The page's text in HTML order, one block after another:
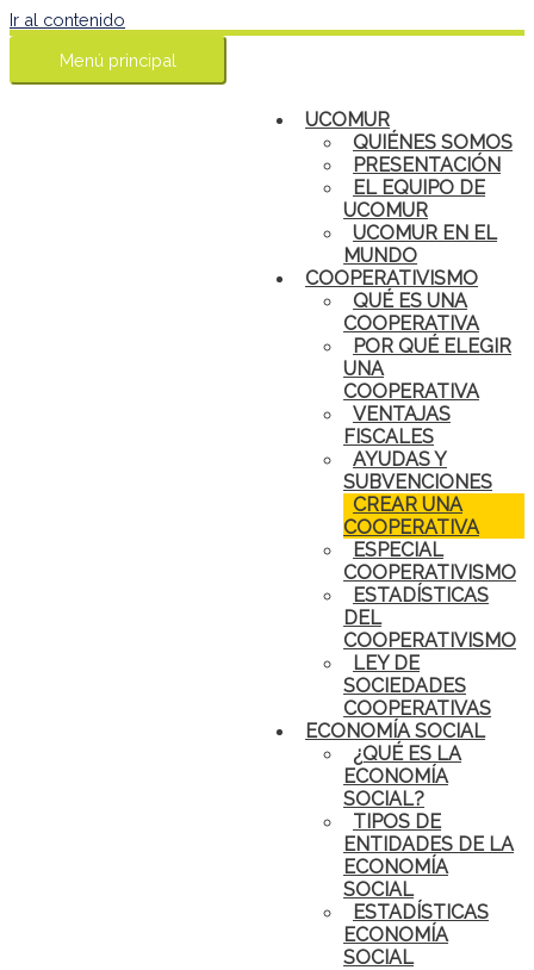
Ir al contenido
Menú principal
UCOMUR
QUIÉNES SOMOS
PRESENTACIÓN
EL EQUIPO DE
UCOMUR
UCOMUR EN EL
MUNDO
COOPERATIVISMO
QUÉ ES UNA
COOPERATIVA
POR QUÉ ELEGIR
UNA
COOPERATIVA
VENTAJAS
FISCALES
AYUDAS Y
SUBVENCIONES
CREAR UNA
COOPERATIVA
ESPECIAL
COOPERATIVISMO
ESTADÍSTICAS
DEL
COOPERATIVISMO
LEY DE
SOCIEDADES
COOPERATIVAS
ECONOMÍA SOCIAL
¿QUÉ ES LA
ECONOMÍA
SOCIAL?
TIPOS DE
ENTIDADES DE LA
ECONOMÍA
SOCIAL
ESTADÍSTICAS
ECONOMÍA
SOCIAL